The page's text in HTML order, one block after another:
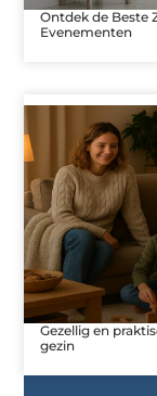
Ontdek de Beste
Evenementen
Gezellig en
gezin